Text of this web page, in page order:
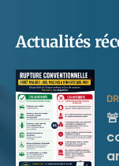
Actualités